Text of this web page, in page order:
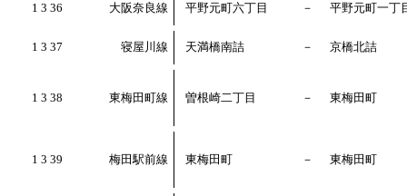
1 3 36 大阪奈良線 平野元町六丁目 － 平野元町一丁
1 3 37 寝屋川線 天満橋南詰 － 京橋北詰
1 3 38 東梅田町線 曽根崎二丁目 － 東梅田町
1 3 39 梅田駅前線 東梅田町 － 東梅田町